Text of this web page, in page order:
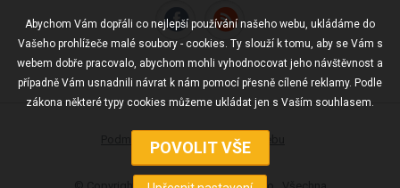
Abychom Vám dopřáli co nejlepší používání našeho webu, ukládáme do
Vašeho prohlížeče malé soubory - cookies. Ty slouží k tomu, aby se Vám s
webem dobře pracovalo, abychom mohli vyhodnocovat jeho návštěvnost a
případně Vám usnadnili návrat k nám pomocí přesně cílené reklamy. Podle
zákona některé typy cookies můžeme ukládat jen s Vaším souhlasem.
Podmínky užívání Mapa webu